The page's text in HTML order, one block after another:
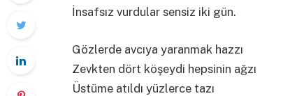
İnsafsız vurdular sensiz iki gün.
Gözlerde avcıya yaranmak hazzı
Zevkten dört köşeydi hepsinin ağzı
Üstüme atıldı yüzlerce tazı